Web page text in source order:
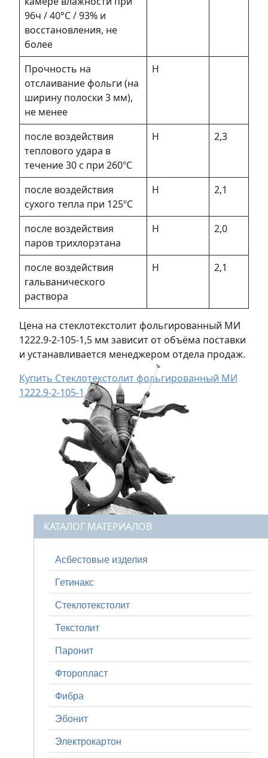
96ч / 40°С / 93% и
восстановления, не
более
Прочность на
отслаивание фольги (на
ширину полоски 3 мм),
не менее
Н
после воздействия
теплового удара в
течение 30 с при 260ºC
Н 2,3
после воздействия
сухого тепла при 125ºC
Н 2,1
после воздействия
паров трихлорэтана
Н 2,0
после воздействия
гальванического
раствора
Н 2,1
Цена на стеклотекстолит фольгированный МИ
1222.9-2-105-1,5 мм зависит от объёма поставки
и устанавливается менеджером отдела продаж.
Купить Стеклотекстолит фольгированный МИ
1222.9-2-105-1,5 мм
КАТАЛОГ МАТЕРИАЛОВ
Асбестовые изделия
Гетинакс
Стеклотекстолит
Текстолит
Паронит
Фторопласт
Фибра
Эбонит
Электрокартон